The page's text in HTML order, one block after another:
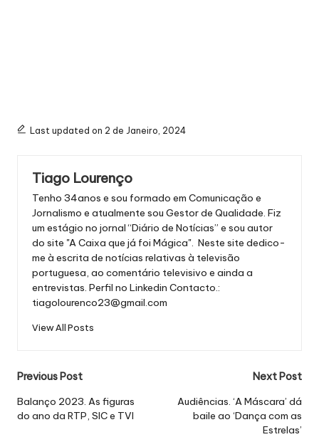
Last updated on 2 de Janeiro, 2024
Tiago Lourenço
Tenho 34anos e sou formado em Comunicação e
Jornalismo e atualmente sou Gestor de Qualidade. Fiz
um estágio no jornal “Diário de Notícias” e sou autor
do site "A Caixa que já foi Mágica". Neste site dedico-
me à escrita de notícias relativas à televisão
portuguesa, ao comentário televisivo e ainda a
entrevistas. Perfil no Linkedin Contacto.:
tiagolourenco23@gmail.com
View All Posts
Post
navigation
Previous Post
Balanço 2023. As figuras
do ano da RTP, SIC e TVI
Next Post
Audiências. ‘A Máscara’ dá
baile ao ‘Dança com as
Estrelas’